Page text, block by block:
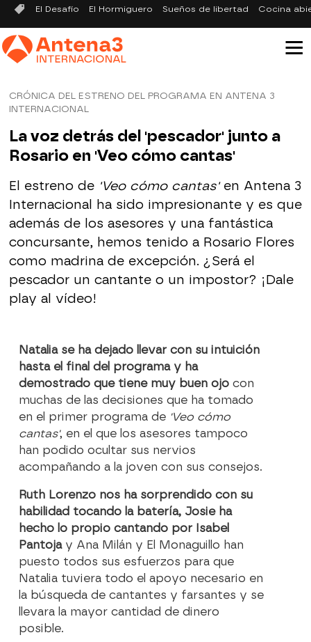
El Desafío El Hormiguero Sueños de libertad Cocina
CRÓNICA DEL ESTRENO DEL PROGRAMA EN ANTENA 3
INTERNACIONAL
La voz detrás del 'pescador' junto a
Rosario en 'Veo cómo cantas'
El estreno de'Veo cómo cantas'en Antena 3
Internacional ha sido impresionante y es que
además de los asesores y una fantástica
concursante, hemos tenido a Rosario Flores
como madrina de excepción. ¿Será el
pescador un cantante o un impostor? ¡Dale
play al vídeo!
Natalia se ha dejado llevar con su intuición
hasta el final del programa y ha
demostrado que tiene muy buen ojocon
muchas de las decisiones que ha tomado
en el primer programa de 'Veo cómo
cantas', en el que los asesores tampoco
han podido ocultar sus nervios
acompañando a la joven con sus consejos.
Ruth Lorenzo nos ha sorprendido con su
habilidad tocando la batería, Josie ha
hecho lo propio cantando por Isabel
Pantojay Ana Milán y El Monaguillo han
puesto todos sus esfuerzos para que
Natalia tuviera todo el apoyo necesario en
la búsqueda de cantantes y farsantes y se
llevara la mayor cantidad de dinero
posible.